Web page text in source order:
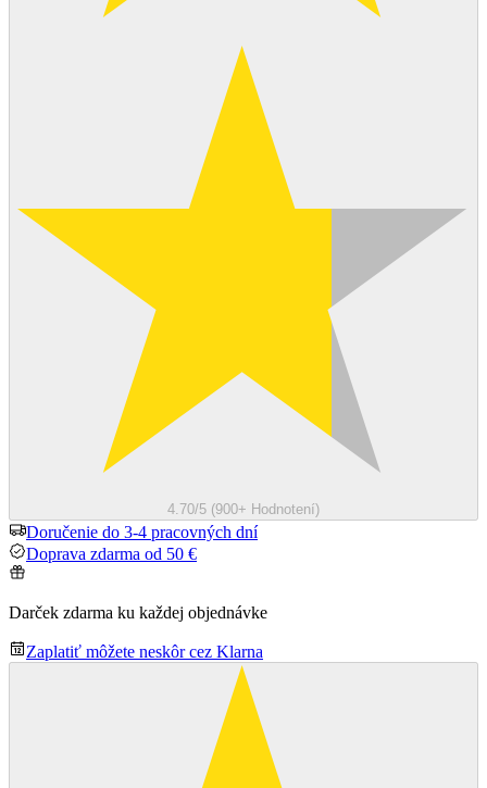
4.70/5 (900+ Hodnotení)
Doručenie do 3-4 pracovných dní
Doprava zdarma od 50 €
Darček zdarma ku každej objednávke
Zaplatiť môžete neskôr cez Klarna